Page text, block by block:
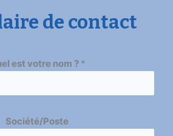
de contact
est votre nom ? *
Société/Poste